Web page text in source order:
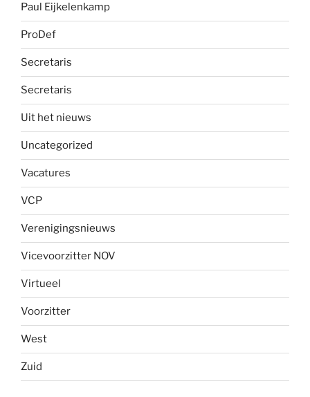
Paul Eijkelenkamp
ProDef
Secretaris
Secretaris
Uit het nieuws
Uncategorized
Vacatures
VCP
Verenigingsnieuws
Vicevoorzitter NOV
Virtueel
Voorzitter
West
Zuid